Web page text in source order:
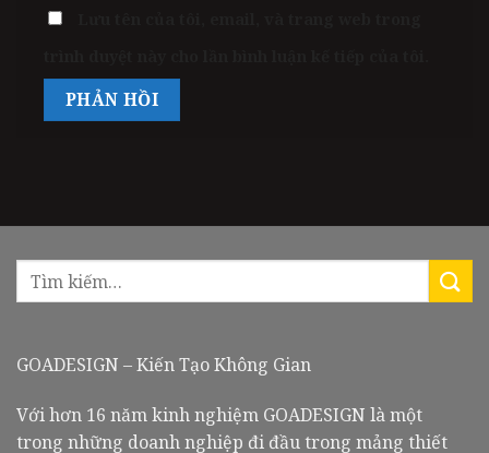
GOADESIGN – Kiến Tạo Không Gian
Với hơn 16 năm kinh nghiệm GOADESIGN là một
trong những doanh nghiệp đi đầu trong mảng thiết